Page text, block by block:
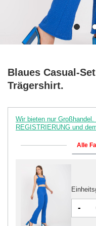
Blaues Casual-
Trägershirt.
Wir bieten nur
REGISTRIERUNG und
Alle
-